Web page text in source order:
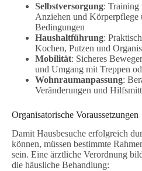
Selbstversorgung: Training
Anziehen und Körperpflege
Bedingungen
Haushaltführung:
Kochen, Putzen und
Mobilität: Sicheres
und Umgang mit Treppen
Wohnraumanpassung:
Veränderungen und
Organisatorische Voraussetzungen
Damit Hausbesuche erfolgreich
können, müssen bestimmte
sein. Eine ärztliche Verordnung
die häusliche Behandlung: